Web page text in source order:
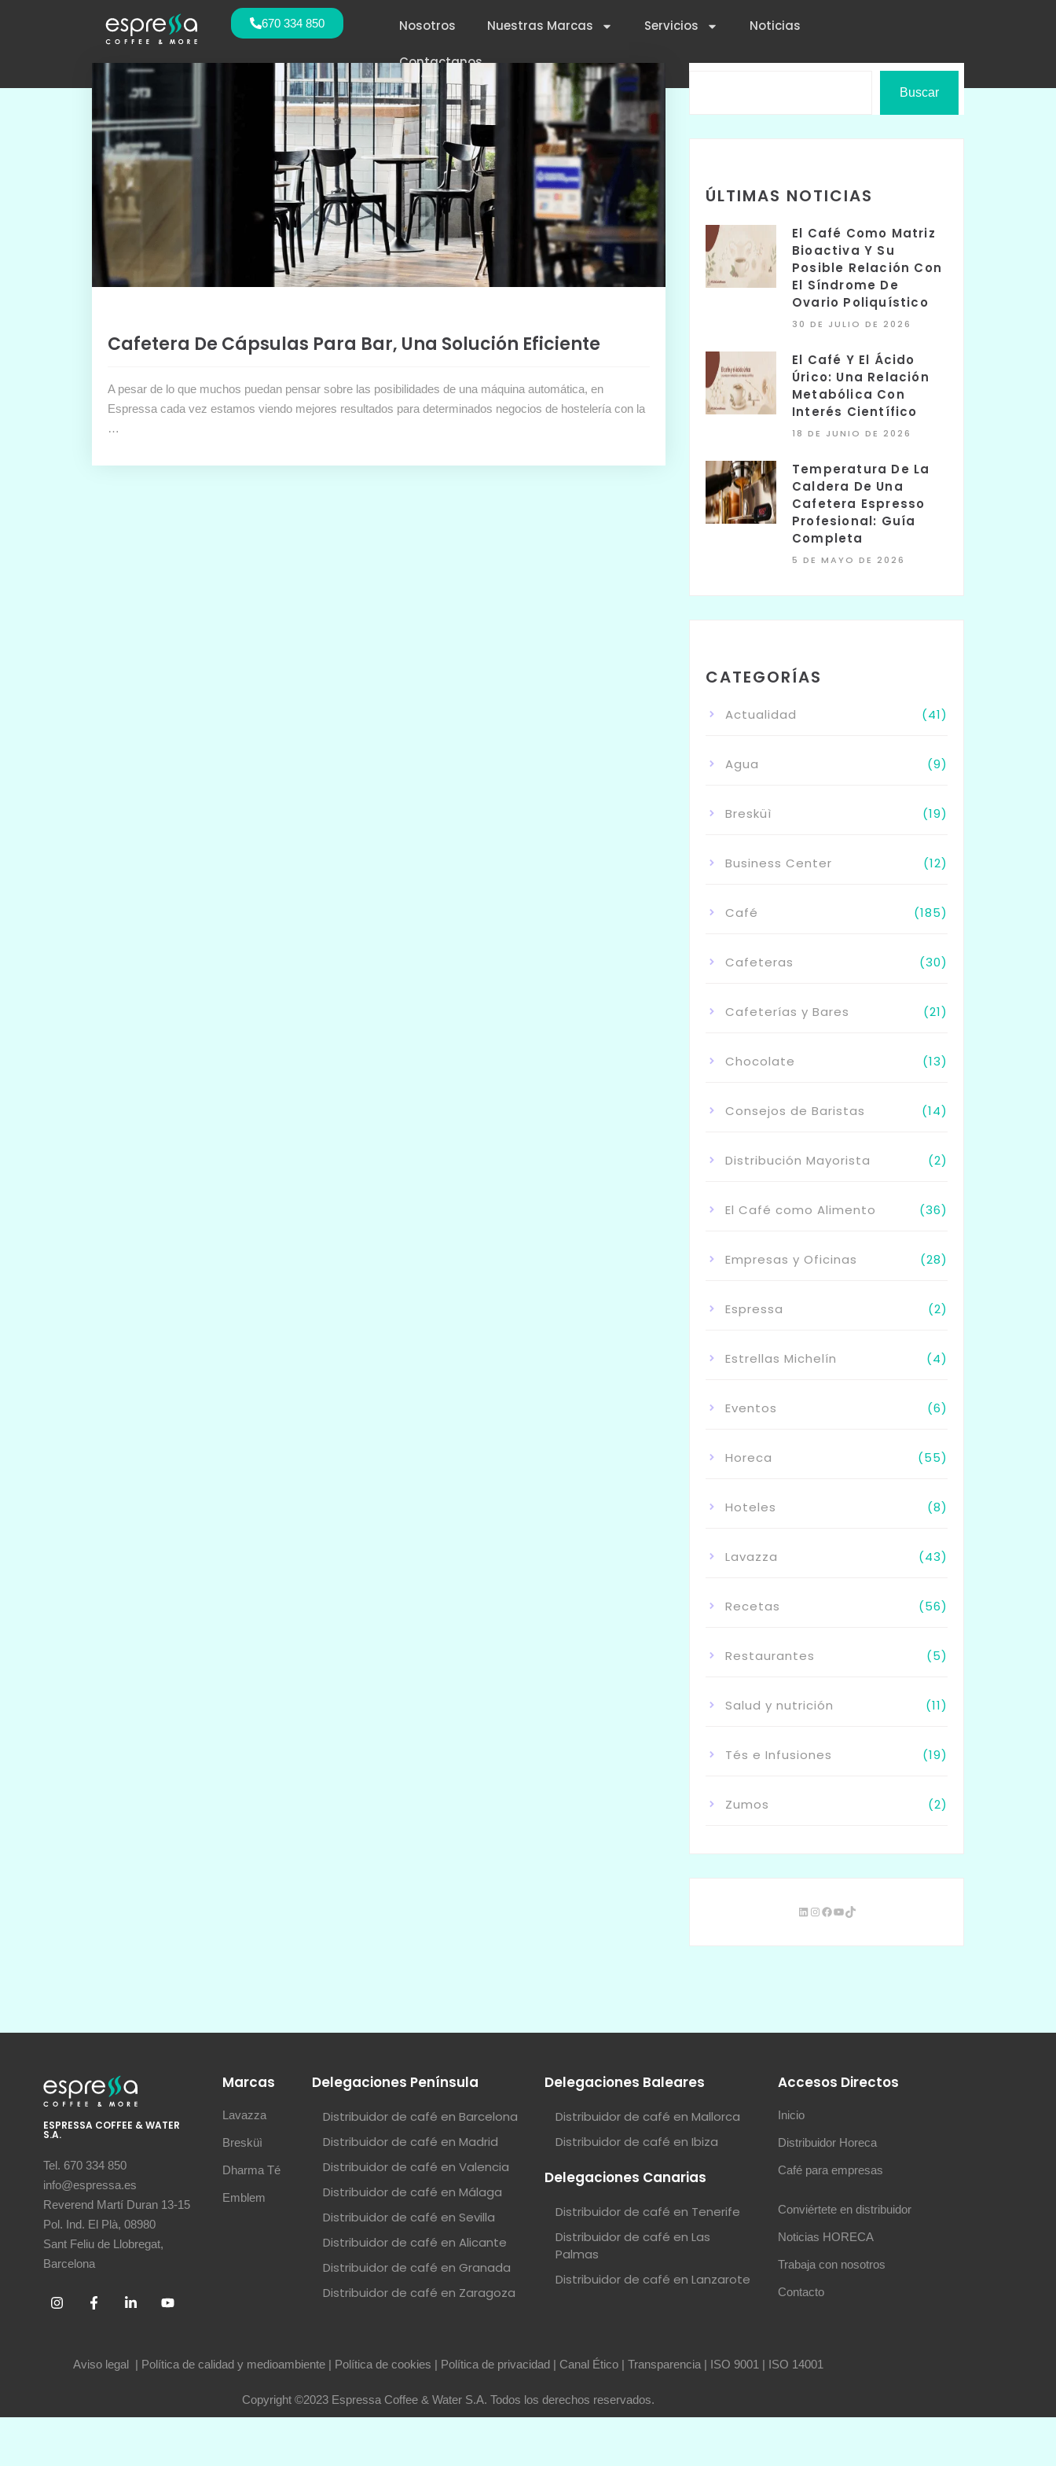
670 334 850 Nosotros Nuestras Marcas Servicios Noticias
Contactanos
Cafetera De Cápsulas Para Bar, Una Solución Eficiente
A pesar de lo que muchos puedan pensar sobre las posibilidades de una máquina automática, en
Espressa cada vez estamos viendo mejores resultados para determinados negocios de hostelería con la
…
Buscar
ÚLTIMAS NOTICIAS
El Café Como Matriz
Bioactiva Y Su
Posible Relación Con
El Síndrome De
Ovario Poliquístico
30 DE JULIO DE 2026
El Café Y El Ácido
Úrico: Una Relación
Metabólica Con
Interés Científico
18 DE JUNIO DE 2026
Temperatura De La
Caldera De Una
Cafetera Espresso
Profesional: Guía
Completa
5 DE MAYO DE 2026
CATEGORÍAS
Actualidad (41)
Agua (9)
Bresküì (19)
Business Center (12)
Café (185)
Cafeteras (30)
Cafeterías y Bares (21)
Chocolate (13)
Consejos de Baristas (14)
Distribución Mayorista (2)
El Café como Alimento (36)
Empresas y Oficinas (28)
Espressa (2)
Estrellas Michelín (4)
Eventos (6)
Horeca (55)
Hoteles (8)
Lavazza (43)
Recetas (56)
Restaurantes (5)
Salud y nutrición (11)
Tés e Infusiones (19)
Zumos (2)
ESPRESSA COFFEE & WATER
S.A.
Tel. 670 334 850
info@espressa.es
Reverend Martí Duran 13-15
Pol. Ind. El Plà, 08980
Sant Feliu de Llobregat,
Barcelona
Marcas
Lavazza
Bresküì
Dharma Té
Emblem
Delegaciones Península
Distribuidor de café en Barcelona
Distribuidor de café en Madrid
Distribuidor de café en Valencia
Distribuidor de café en Málaga
Distribuidor de café en Sevilla
Distribuidor de café en Alicante
Distribuidor de café en Granada
Distribuidor de café en Zaragoza
Delegaciones Baleares
Distribuidor de café en Mallorca
Distribuidor de café en Ibiza
Delegaciones Canarias
Distribuidor de café en Tenerife
Distribuidor de café en Las
Palmas
Distribuidor de café en Lanzarote
Accesos Directos
Inicio
Distribuidor Horeca
Café para empresas
Conviértete en distribuidor
Noticias HORECA
Trabaja con nosotros
Contacto
Aviso legal | Política de calidad y medioambiente| Política de cookies | Política de privacidad| Canal Ético| Transparencia| ISO 9001 | ISO 14001
Copyright ©2023 Espressa Coffee & Water S.A. Todos los derechos reservados.